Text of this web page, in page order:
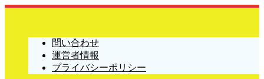
問い合わせ
運営者情報
プライバシーポリシー